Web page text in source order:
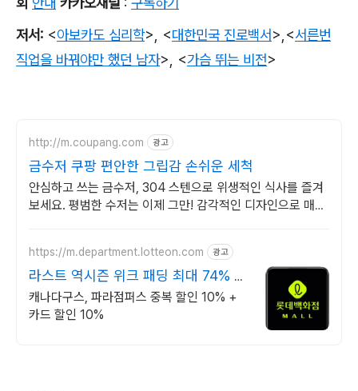
저서: <아보카도 심리학>, <대한민국 진로백서>,<서른번
직업을 바꿔야만 했던 남자>, <가슴 뛰는 비전>
http://m.coupang.com 광고
금수저 쿠팡 편안한 그립감 손쉬운 세척
안심하고 쓰는 금수저, 304 스텐으로 위생적인 식사를 즐겨
보세요. 평범한 수저는 이제 그만! 감각적인 디자인으로 매일
https://m.department.lotteon.com 광고
라스트 역시즌 위크 패딩 최대 74% 할
인
캐나다구스, 파라점퍼스 중복 할인 10% +
카드 할인 10%